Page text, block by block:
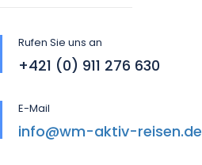
Rufen Sie uns an
+421 (0) 911 276 630
E-Mail
info@wm-aktiv-reisen.de